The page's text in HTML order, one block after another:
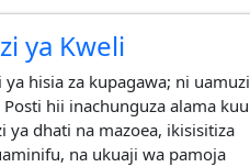
ya Kweli
hisia za kupagawa; ni uamuzi
hii inachunguza alama kuu
ya dhati na mazoea, ikisisitiza
na ukuaji wa pamoja